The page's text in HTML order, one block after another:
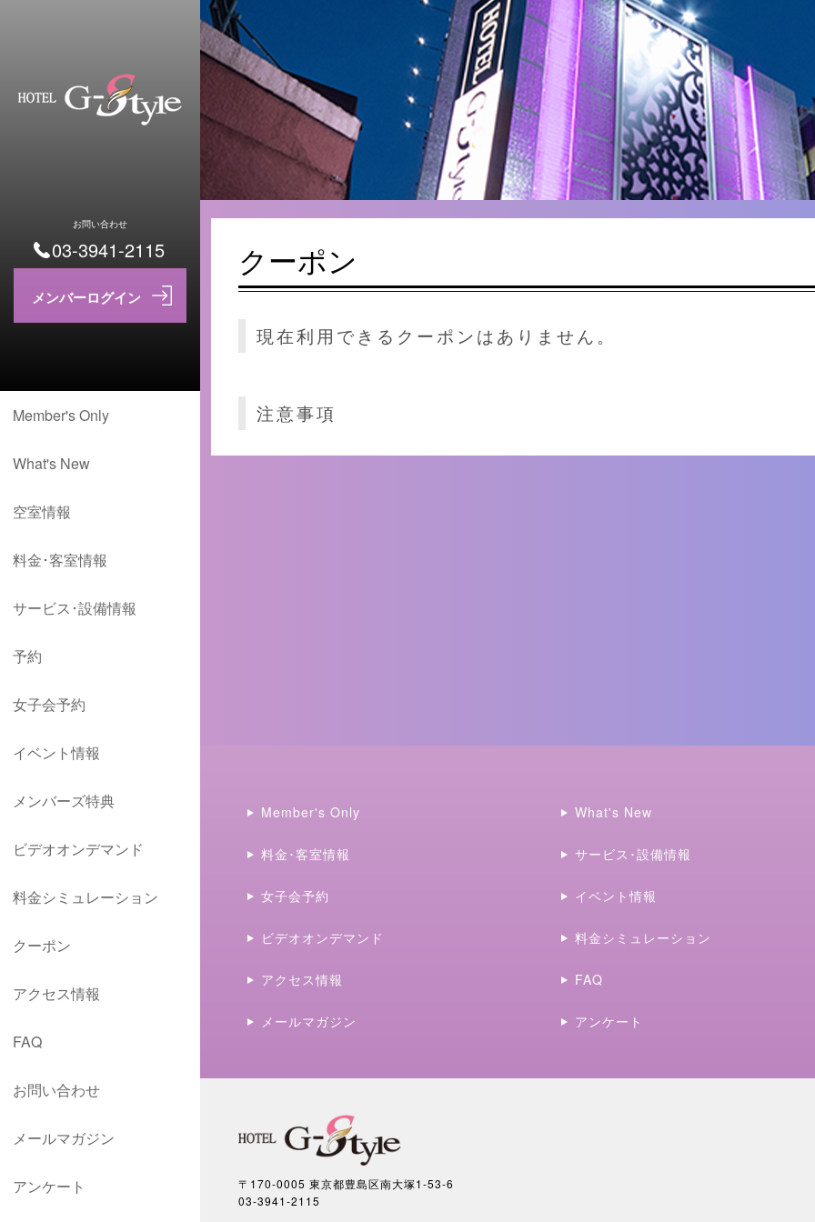
お問い合わせ
03-3941-2115
Member's Only
What's New
空室情報
料金･客室情報
サービス･設備情報
予約
女子会予約
イベント情報
メンバーズ特典
ビデオオンデマンド
料金シミュレーション
クーポン
アクセス情報
FAQ
お問い合わせ
メールマガジン
アンケート
クーポン
現在利用できるクーポンはありません。
注意事項
Member's Only What's New
料金･客室情報 サービス･設備情報
女子会予約 イベント情報
ビデオオンデマンド 料金シミュレーション
アクセス情報 FAQ
メールマガジン アンケート
〒170-0005 東京都豊島区南大塚1-53-6
03-3941-2115